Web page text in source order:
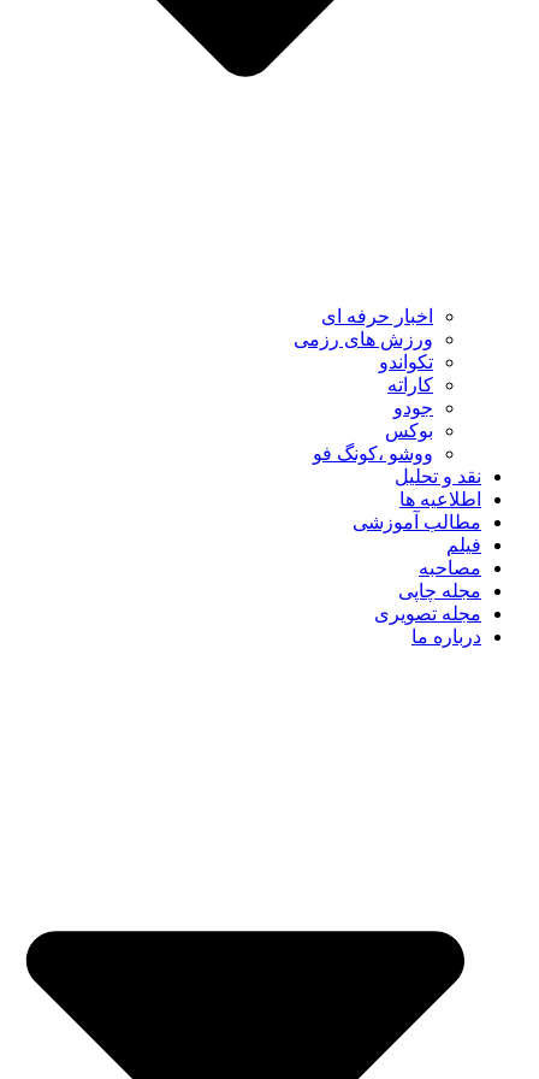
اخبار حرفه ای
ورزش های رزمی
تکواندو
کاراته
جودو
بوکس
ووشو ،کونگ فو
نقد و تحلیل
اطلاعیه ها
مطالب آموزشی
فیلم
مصاحبه
مجله چاپی
مجله تصویری
درباره ما